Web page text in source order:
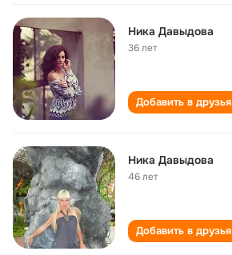
Ника Давыдова
36 лет
Добавить в друзья
Ника Давыдова
46 лет
Добавить в друзья